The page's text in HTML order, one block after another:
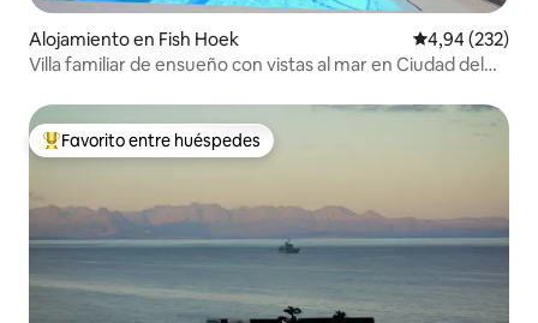
Alojamiento en Fish Hoek Calificación
4,94 (232)
Villa familiar de ensueño con vistas al mar en Ciudad del
Favorito entre los huéspedes más destacados
Favorito entre huéspedes